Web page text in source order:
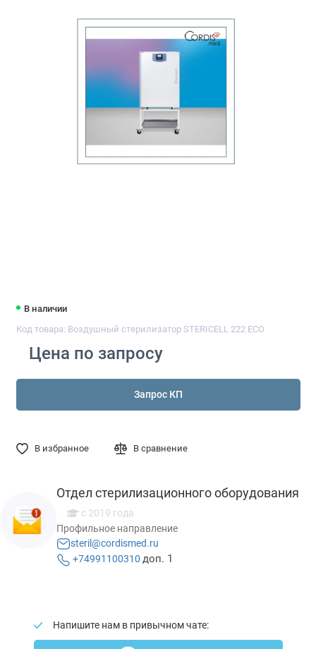
В наличии
Код товара: Воздушный стерилизатор STERICELL 222 ECO
Цена по запросу
Запрос КП
В избранное В сравнение
Отдел стерилизационного оборудования
c 2019 года
Профильное направление
steril@cordismed.ru
+74991100310 доп. 1
Напишите нам в привычном чате: